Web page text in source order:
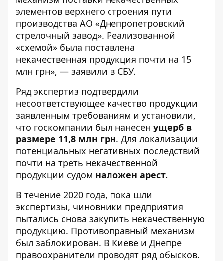
элементов верхнего строения пути
производства АО «Днепропетровский
стрелочный завод». Реализованной
«схемой» была поставлена
некачественная продукция почти на 15
млн грн», — заявили в СБУ.
Ряд экспертиз подтвердили
несоответствующее качество продукции
заявленным требованиям и установили,
что госкомпании был нанесен ущерб в
размере 11,8 млн грн. Для локализации
потенциальных негативных последствий
почти на треть некачественной
продукции судом наложен арест.
В течение 2020 года, пока шли
экспертизы, чиновники предприятия
пытались снова закупить некачественную
продукцию. Противоправный механизм
был заблокирован. В Киеве и Днепре
правоохранители проводят ряд обысков.